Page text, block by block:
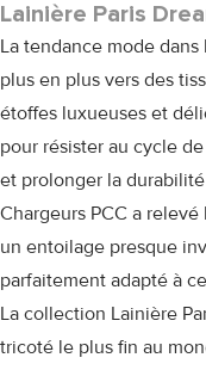
Lainière Paris
La tendance mode
plus en plus vers des
étoffes luxueuses et
pour résister au cycle
et prolonger la
Chargeurs PCC a
un entoilage presque
parfaitement adapté à
La collection Lainière
tricoté le plus fin au